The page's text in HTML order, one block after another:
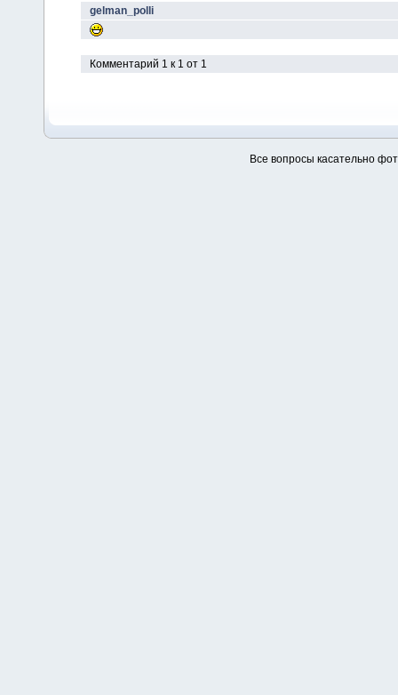
gelman_polli
Комментарий 1 к 1 от 1
Все вопросы касательно